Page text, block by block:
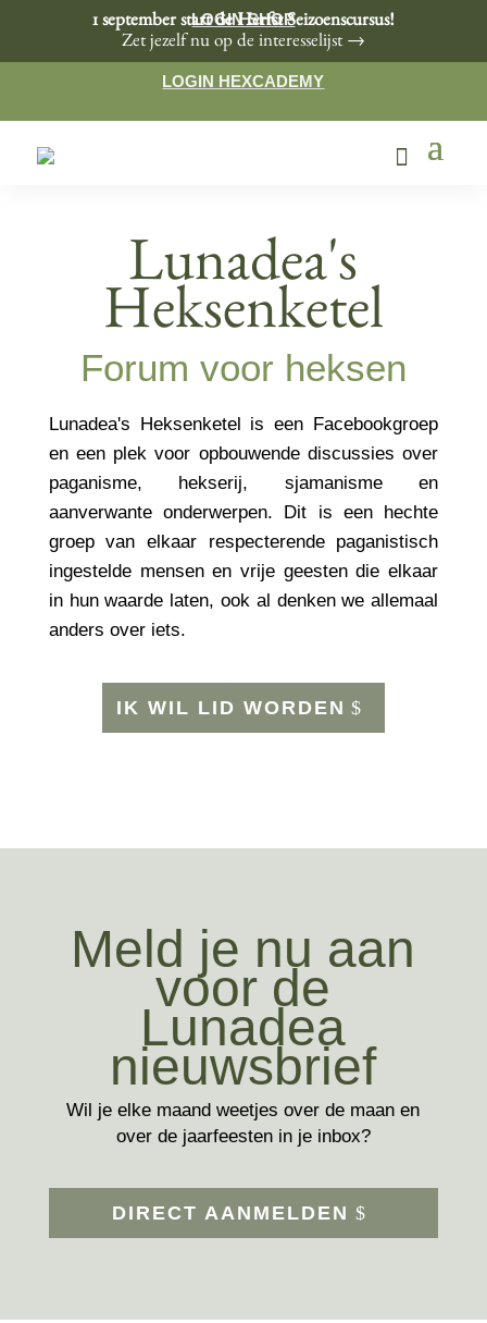
LOGIN SHOP
1 september start de Herfst Seizoenscursus!
Zet jezelf nu op de interesselijst →
LOGIN HEXCADEMY
Lunadea's
Heksenketel
Forum voor heksen
Lunadea's Heksenketel is een Facebookgroep
en een plek voor opbouwende discussies over
paganisme, hekserij, sjamanisme en
aanverwante onderwerpen. Dit is een hechte
groep van elkaar respecterende paganistisch
ingestelde mensen en vrije geesten die elkaar
in hun waarde laten, ook al denken we allemaal
anders over iets.
IK WIL LID WORDEN
Meld je nu aan
voor de
Lunadea
nieuwsbrief
Wil je elke maand weetjes over de maan en
over de jaarfeesten in je inbox?
DIRECT AANMELDEN